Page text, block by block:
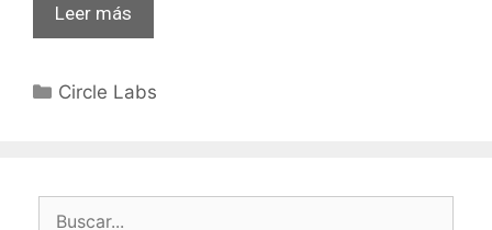
Leer más
Categorías
Circle Labs